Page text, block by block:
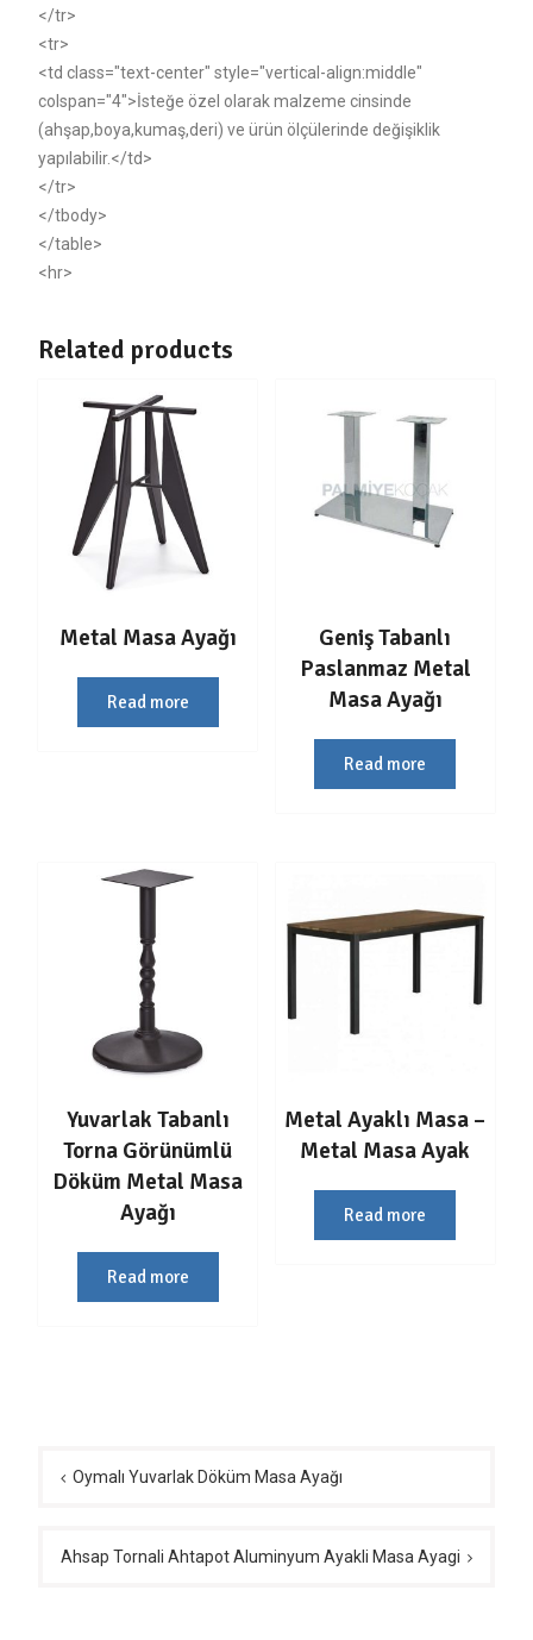
</tr>
<tr>
<td class="text-center" style="vertical-align:middle"
colspan="4">İsteğe özel olarak malzeme cinsinde
(ahşap,boya,kumaş,deri) ve ürün ölçülerinde değişiklik
yapılabilir.</td>
</tr>
</tbody>
</table>
<hr>
Related products
Metal Masa Ayağı
Read more
Geniş Tabanlı
Paslanmaz Metal
Masa Ayağı
Read more
Yuvarlak Tabanlı
Torna Görünümlü
Döküm Metal Masa
Ayağı
Read more
Metal Ayaklı Masa –
Metal Masa Ayak
Read more
gezinmesi
Oymalı Yuvarlak Döküm Masa Ayağı
Ahsap Tornali Ahtapot Aluminyum Ayakli Masa Ayagi